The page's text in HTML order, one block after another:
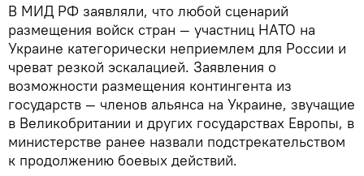
В МИД РФ заявляли, что любой сценарий
размещения войск стран — участниц НАТО на
Украине категорически неприемлем для России и
чреват резкой эскалацией. Заявления о
возможности размещения контингента из
государств — членов альянса на Украине, звучащие
в Великобритании и других государствах Европы, в
министерстве ранее назвали подстрекательством
к продолжению боевых действий.